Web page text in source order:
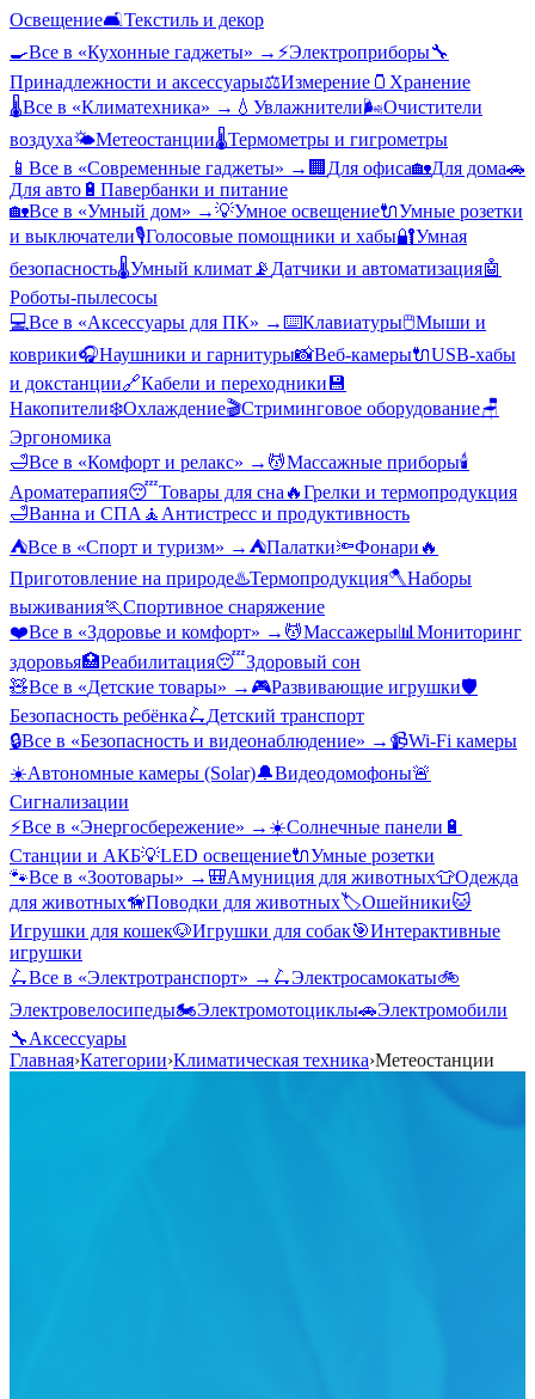
Освещение🛋️Текстиль и декор
🍳Все в «Кухонные гаджеты» → ⚡Электроприборы🔧
Принадлежности и аксессуары⚖️Измерение 🫙 Хранение
🌡️Все в «Климатехника» → 💧 Увлажнители🌬️Очистители
воздуха🌤️Метеостанции🌡️Термометры и гигрометры
📱 Все в «Современные гаджеты» → 🏢 Для офиса🏡Для дома🚗
Для авто 🔋 Павербанки и питание
🏡Все в «Умный дом» →💡Умное освещение🔌Умные розетки
и выключатели🎙️Голосовые помощники и хабы🔐Умная
безопасность🌡️Умный климат 📡 Датчики и автоматизация🤖
Роботы-пылесосы
💻Все в «Аксессуары для ПК» →⌨️Клавиатуры🖱️Мыши и
коврики🎧Наушники и гарнитуры📸Веб-камеры🔌USB-хабы
и докстанции🔗Кабели и переходники 💾
Накопители❄️Охлаждение🎬Стриминговое оборудование🪑
Эргономика
🛁Все в «Комфорт и релакс» → 💆Массажные приборы🕯️
Ароматерапия😴Товары для сна 🔥Грелки и термопродукция
🛁Ванна и СПА 🧘 Антистресс и продуктивность
⛺Все в «Спорт и туризм» → ⛺Палатки🔦Фонари 🔥
Приготовление на природе♨️Термопродукция🪓Наборы
выживания🏃Спортивное снаряжение
❤️Все в «Здоровье и комфорт» → 💆Массажеры📊 Мониторинг
здоровья🏥Реабилитация😴Здоровый сон
🧸Все в «Детские товары» → 🎮Развивающие игрушки🛡️
Безопасность ребёнка🛴Детский транспорт
🔒Все в «Безопасность и видеонаблюдение» → 📹Wi-Fi камеры
☀️Автономные камеры (Solar)🔔Видеодомофоны🚨
Сигнализации
⚡Все в «Энергосбережение» → ☀️Солнечные панели 🔋
Станции и АКБ💡LED освещение🔌Умные розетки
🐾Все в «Зоотовары» → 🎒Амуниция для животных👕Одежда
для животных🦮Поводки для животных🏷️Ошейники🐱
Игрушки для кошек🐶Игрушки для собак🎯Интерактивные
игрушки
🛴Все в «Электротранспорт» → 🛴Электросамокаты🚲
Электровелосипеды🏍️Электромотоциклы🚗Электромобили
🔧Аксессуары
Главная›Категории›Климатическая техника›Метеостанции